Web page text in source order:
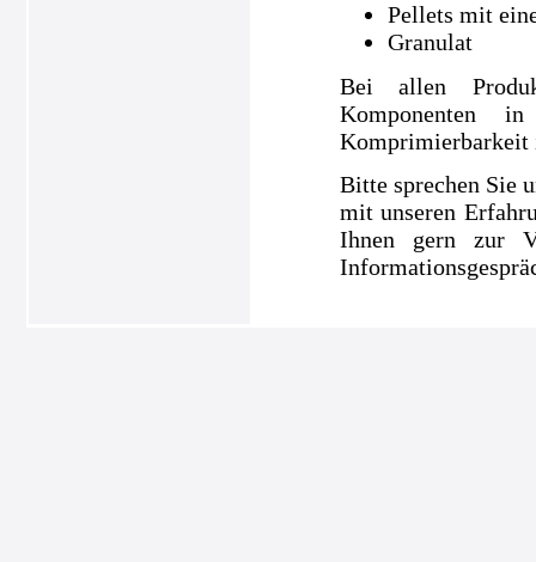
Pellets mit
Granulat
Bei allen
Komponenten
Bitte sprechen Sie
mit unseren
Ihnen gern zur